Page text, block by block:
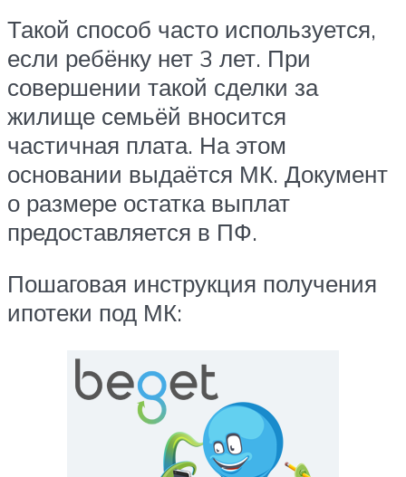
Такой способ часто используется,
если ребёнку нет 3 лет. При
совершении такой сделки за
жилище семьёй вносится
частичная плата. На этом
основании выдаётся МК. Документ
о размере остатка выплат
предоставляется в ПФ.
Пошаговая инструкция получения
ипотеки под МК: